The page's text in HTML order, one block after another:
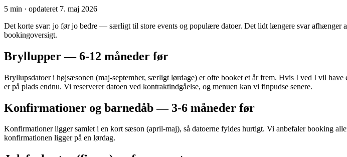
5 min · opdateret 7. maj 2026
Det korte svar: jo før jo bedre — særligt til store events og populære datoer. Det lidt længere svar afhænger
bookingoversigt.
Bryllupper — 6-12 måneder før
Bryllupsdatoer i højsæsonen (maj-september, særligt lørdage) er ofte booket et år frem. Hvis I ved I vil
er på plads endnu. Vi reserverer datoen ved kontraktindgåelse, og menuen kan vi finpudse senere.
Konfirmationer og barnedåb — 3-6 måneder før
Konfirmationer ligger samlet i en kort sæson (april-maj), så datoerne fyldes hurtigt. Vi anbefaler booking
konfirmationen ligger på en lørdag.